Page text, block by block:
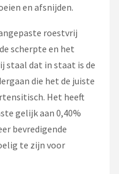
en afsnijden.
roestvrij
scherpte en het
staal dat in staat is de
die het de juiste
Het heeft
gelijk aan 0,40%
bevredigende
te zijn voor